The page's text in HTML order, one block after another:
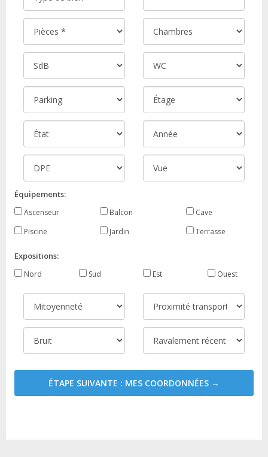
Équipements:
Ascenseur Balcon
Cave
Piscine
Jardin Terrasse
Expositions:
Nord Sud Est Ouest
ÉTAPE SUIVANTE : MES COORDONNÉES →